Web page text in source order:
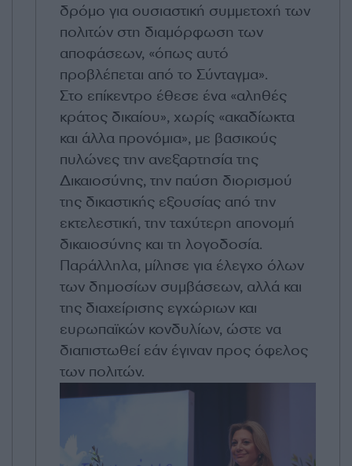
δρόμο για ουσιαστική συμμετοχή των
πολιτών στη διαμόρφωση των
αποφάσεων, «όπως αυτό
προβλέπεται από το Σύνταγμα».
Στο επίκεντρο έθεσε ένα «αληθές
κράτος δικαίου», χωρίς «ακαδίωκτα
και άλλα προνόμια», με βασικούς
πυλώνες την ανεξαρτησία της
Δικαιοσύνης, την παύση διορισμού
της δικαστικής εξουσίας από την
εκτελεστική, την ταχύτερη απονομή
δικαιοσύνης και τη λογοδοσία.
Παράλληλα, μίλησε για έλεγχο όλων
των δημοσίων συμβάσεων, αλλά και
της διαχείρισης εγχώριων και
ευρωπαϊκών κονδυλίων, ώστε να
διαπιστωθεί εάν έγιναν προς όφελος
των πολιτών.